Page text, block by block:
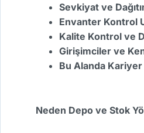
Sevkiyat ve
Envanter Kontrol
Kalite Kontrol ve
Girişimciler ve
Bu Alanda
Neden Depo ve Stok